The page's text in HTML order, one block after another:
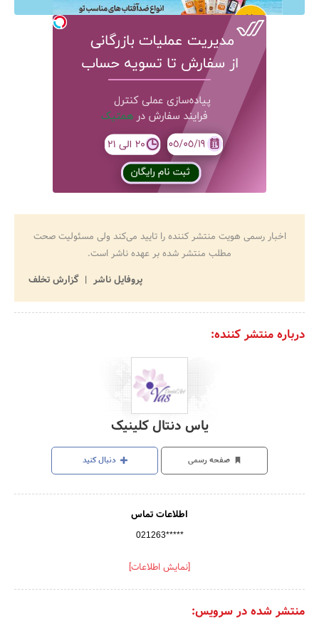
اخبار رسمی هویت منتشر کننده را تایید می‌کند ولی مسئولیت صحت
مطلب منتشر شده بر عهده ناشر است.
پروفایل ناشر
گزارش تخلف
درباره منتشر کننده:
یاس دنتال کلینیک
صفحه رسمی دنبال کنید
اطلاعات تماس
021263*****
[نمایش اطلاعات]
منتشر شده در سرویس: